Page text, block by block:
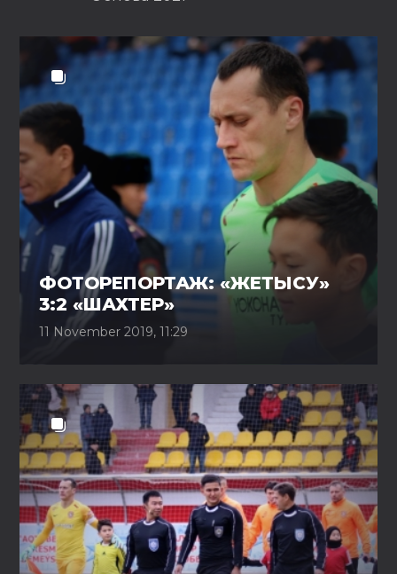
ФОТОРЕПОРТАЖ: «ЖЕТЫСУ»
3:2 «ШАХТЕР»
11 November 2019, 11:29